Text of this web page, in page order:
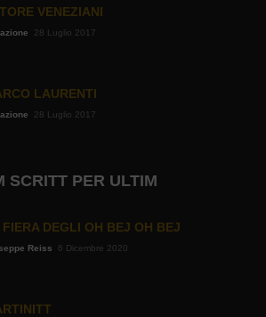
VENEZIANI
28 Luglio 2017
LAURENTI
28 Luglio 2017
SCRITT PER ULTIM
FIERA DEGLI OH BEJ OH BEJ
Reiss 6 Dicembre 2020